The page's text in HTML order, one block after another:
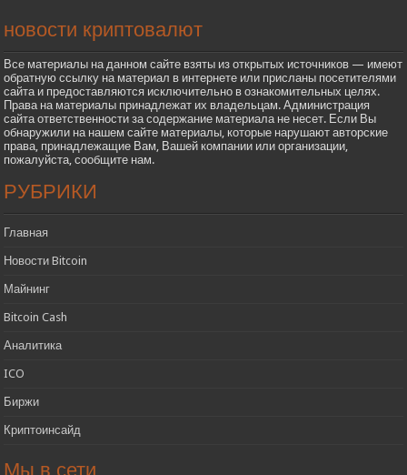
новости криптовалют
Все материалы на данном сайте взяты из открытых источников — имеют
обратную ссылку на материал в интернете или присланы посетителями
сайта и предоставляются исключительно в ознакомительных целях.
Права на материалы принадлежат их владельцам. Администрация
сайта ответственности за содержание материала не несет. Если Вы
обнаружили на нашем сайте материалы, которые нарушают авторские
права, принадлежащие Вам, Вашей компании или организации,
пожалуйста, сообщите нам.
РУБРИКИ
Главная
Новости Bitcoin
Майнинг
Bitcoin Cash
Аналитика
ICO
Биржи
Криптоинсайд
Мы в сети